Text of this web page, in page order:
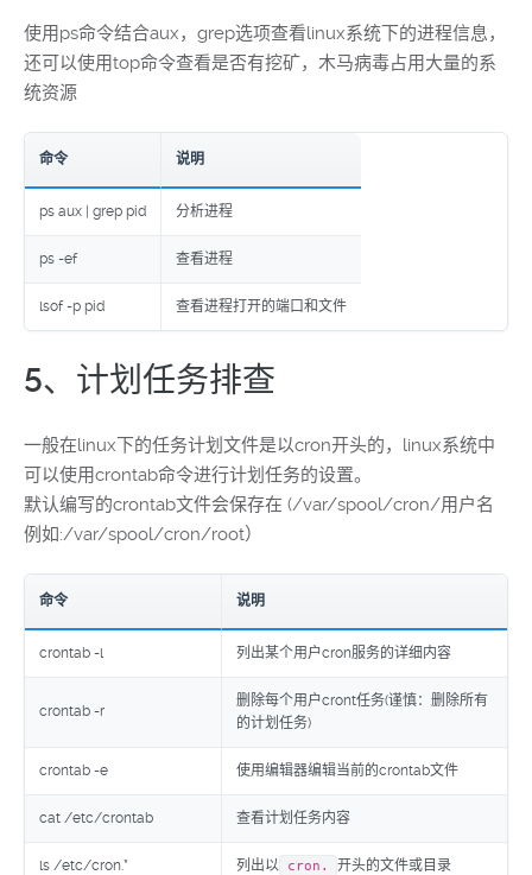
使用ps命令结合aux，grep选项查看linux系统下的进程信息，
还可以使用top命令查看是否有挖矿，木马病毒占用大量的系
统资源
命令 说明
ps aux | grep pid 分析进程
ps -ef 查看进程
lsof -p pid 查看进程打开的端口和文件
5、计划任务排查
一般在linux下的任务计划文件是以cron开头的，linux系统中
可以使用crontab命令进行计划任务的设置。
默认编写的crontab文件会保存在 (/var/spool/cron/用户名
例如:/var/spool/cron/root）
命令 说明
crontab -l 列出某个用户cron服务的详细内容
crontab -r
删除每个用户cront任务(谨慎：删除所有
的计划任务)
crontab -e 使用编辑器编辑当前的crontab文件
cat /etc/crontab 查看计划任务内容
ls /etc/cron.* 列出以 cron. 开头的文件或目录